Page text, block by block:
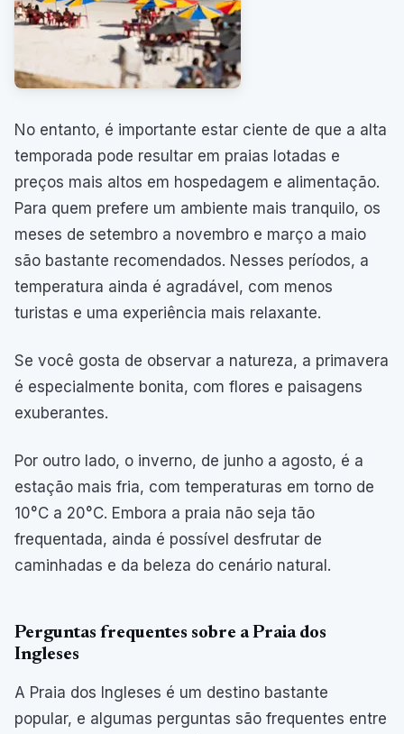
No entanto, é importante estar ciente de que a alta
temporada pode resultar em praias lotadas e
preços mais altos em hospedagem e alimentação.
Para quem prefere um ambiente mais tranquilo, os
meses de setembro a novembro e março a maio
são bastante recomendados. Nesses períodos, a
temperatura ainda é agradável, com menos
turistas e uma experiência mais relaxante.
Se você gosta de observar a natureza, a primavera
é especialmente bonita, com flores e paisagens
exuberantes.
Por outro lado, o inverno, de junho a agosto, é a
estação mais fria, com temperaturas em torno de
10°C a 20°C. Embora a praia não seja tão
frequentada, ainda é possível desfrutar de
caminhadas e da beleza do cenário natural.
Perguntas frequentes sobre a Praia dos
Ingleses
A Praia dos Ingleses é um destino bastante
popular, e algumas perguntas são frequentes entre